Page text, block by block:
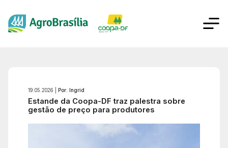
19.05.2026 | Por: Ingrid
Estande da Coopa-DF traz palestra sobre
gestão de preço para produtores